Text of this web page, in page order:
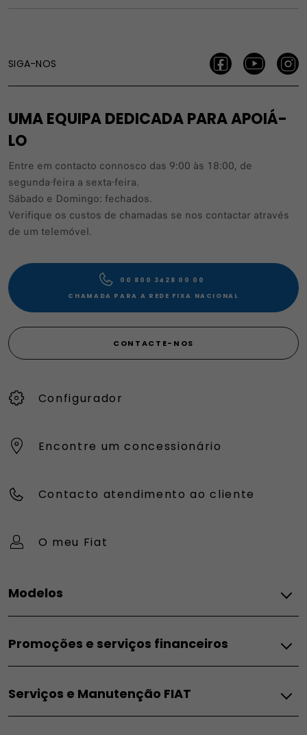
SIGA-NOS
UMA EQUIPA DEDICADA PARA APOIÁ-
LO
Entre em contacto connosco das 9:00 às 18:00, de
segunda-feira a sexta-feira.
Sábado e Domingo: fechados.
Verifique os custos de chamadas se nos contactar através
de um telemóvel.
00 800 3428 00 00​
CHAMADA PARA A REDE FIXA NACIONAL
CONTACTE-NOS
Configurador
Encontre um concessionário
Contacto atendimento ao cliente
O meu Fiat
Modelos
Topolino
Grande Panda Híbrido
Grande Panda Gasolina
Promoções e serviços financeiros
Campanhas para particulares
Campanhas para empresas
Serviços e Manutenção FIAT